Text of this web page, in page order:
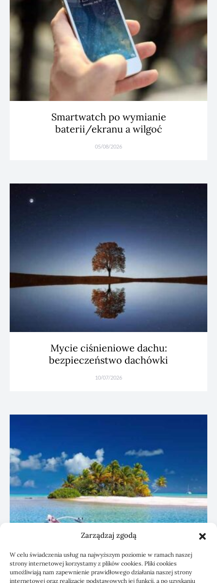
Zarządzaj zgodą
W celu świadczenia usług na najwyższym poziomie w ramach naszej
strony internetowej korzystamy z plików cookies. Pliki cookies
umożliwiają nam zapewnienie prawidłowego działania naszej strony
internetowej oraz realizację podstawowych jej funkcji, a po uzyskaniu
Smartwatch po wymianie
baterii/ekranu a wilgoć
05/08/2026
Mycie ciśnieniowe dachu:
bezpieczeństwo dachówki
10/07/2026
Czyszczenie paneli PV a wydajność